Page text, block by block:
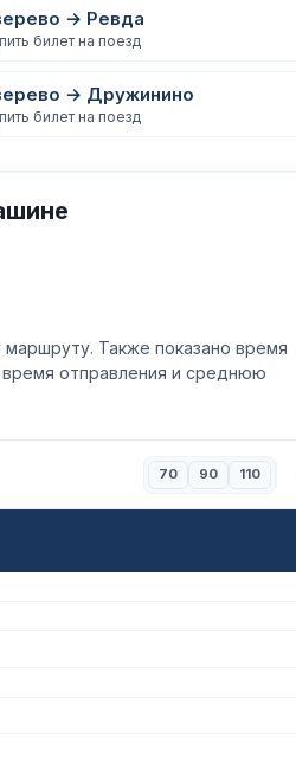
→ Ревда
билет на поезд
→ Дружинино
билет на поезд
Также показано время
время отправления и среднюю
70 90 110